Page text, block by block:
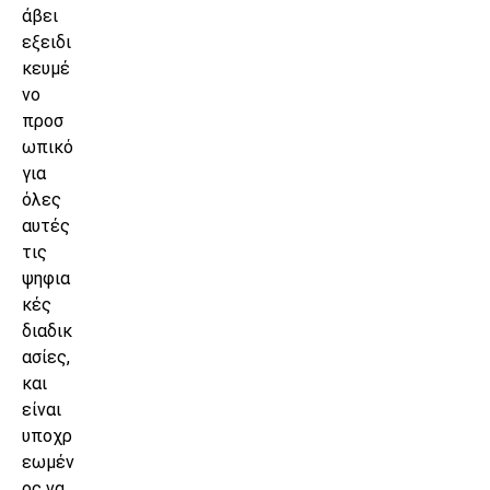
άβει
εξειδι
κευμέ
νο
προσ
ωπικό
για
όλες
αυτές
τις
ψηφια
κές
διαδικ
ασίες,
και
είναι
υποχρ
εωμέν